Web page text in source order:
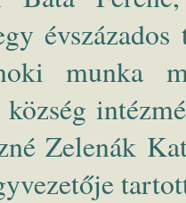
munka
Zelenák